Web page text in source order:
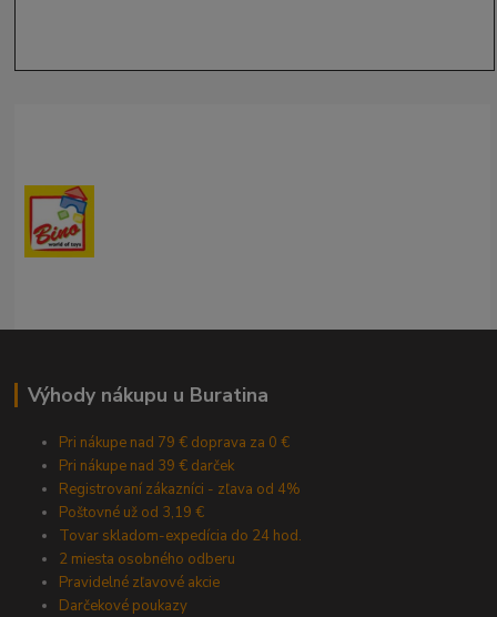
Výhody nákupu u Buratina
Pri nákupe nad 79 € doprava za 0 €
Pri nákupe nad 39 € darček
Registrovaní zákazníci - zľava od 4%
Poštovné už od 3,19 €
Tovar skladom-expedícia do 24 hod.
2 miesta osobného odberu
Pravidelné zľavové akcie
Darčekové poukazy